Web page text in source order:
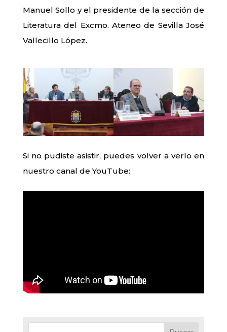
Manuel Sollo y el presidente de la sección de
Literatura del Excmo. Ateneo de Sevilla José
Vallecillo López.
Si no pudiste asistir, puedes volver a verlo en
nuestro canal de YouTube: